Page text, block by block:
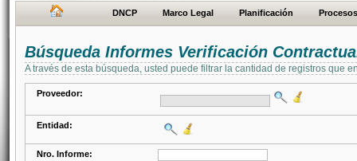
DNCP Marco Legal Planificación Procesos
Búsqueda Informes Verificación
A través de esta búsqueda, usted puede filtrar la cantidad de registros que
Proveedor:
Entidad:
Nro. Informe: